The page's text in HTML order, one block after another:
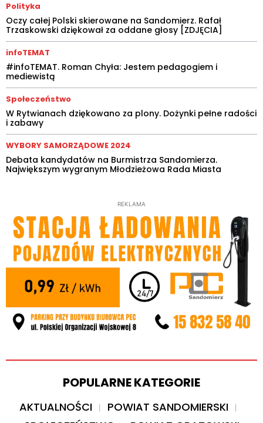
Polityka
Oczy całej Polski skierowane na Sandomierz. Rafał
Trzaskowski dziękował za oddane głosy [ZDJĘCIA]
infoTEMAT
#infoTEMAT. Roman Chyła: Jestem pedagogiem i
mediewistą
Społeczeństwo
W Rytwianach dziękowano za plony. Dożynki pełne radości
i zabawy
WYBORY SAMORZĄDOWE 2024
Debata kandydatów na Burmistrza Sandomierza.
Największym wygranym Młodzieżowa Rada Miasta
REKLAMA
POPULARNE KATEGORIE
AKTUALNOŚCI
POWIAT SANDOMIERSKI